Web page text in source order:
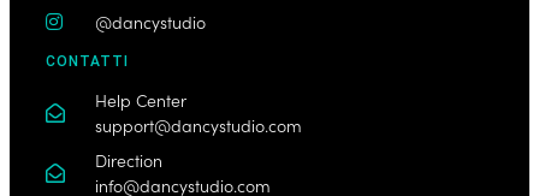
@dancystudio
CONTATTI
Help Center
support@dancystudio.com
Direction
info@dancystudio.com